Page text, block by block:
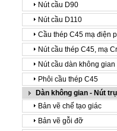
Nút cầu D90
Nút cầu D110
Cầu thép C45 mạ điện
Nút cầu thép C45, mạ
Nút cầu dàn không gian
Phôi cầu thép C45
Dàn không gian - Nút trụ
Bản vẽ chế tạo giác
Bản vẽ gỗi đỡ